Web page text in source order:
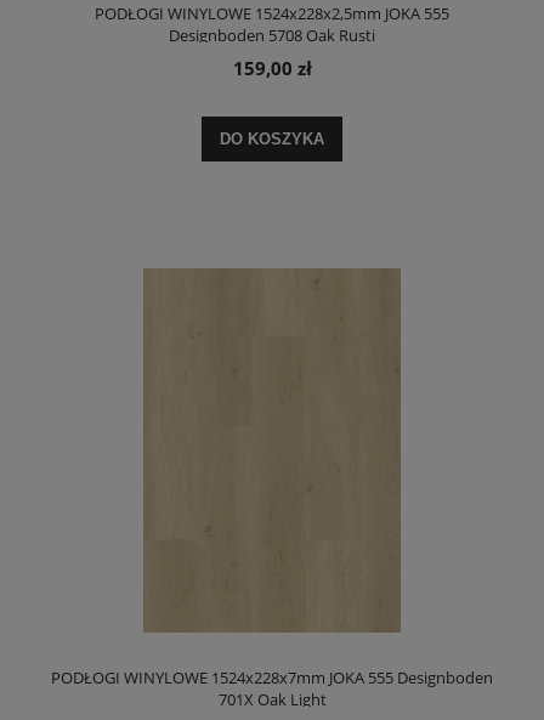
PODŁOGI WINYLOWE 1524x228x2,5mm JOKA 555
Designboden 5708 Oak Rusti
159,00 zł
DO KOSZYKA
PODŁOGI WINYLOWE 1524x228x7mm JOKA 555 Designboden
701X Oak Light